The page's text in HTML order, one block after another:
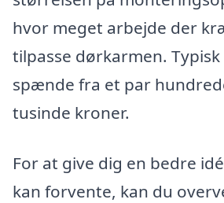
hvor meget arbejde der
tilpasse dørkarmen.
spænde fra et par
tusinde kroner.
For at give dig en bedre
kan forvente, kan du